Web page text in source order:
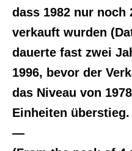
dass 1982 nur noch
verkauft wurden
dauerte fast zwei
1996, bevor der
das Niveau von
Einheiten überstieg.
—